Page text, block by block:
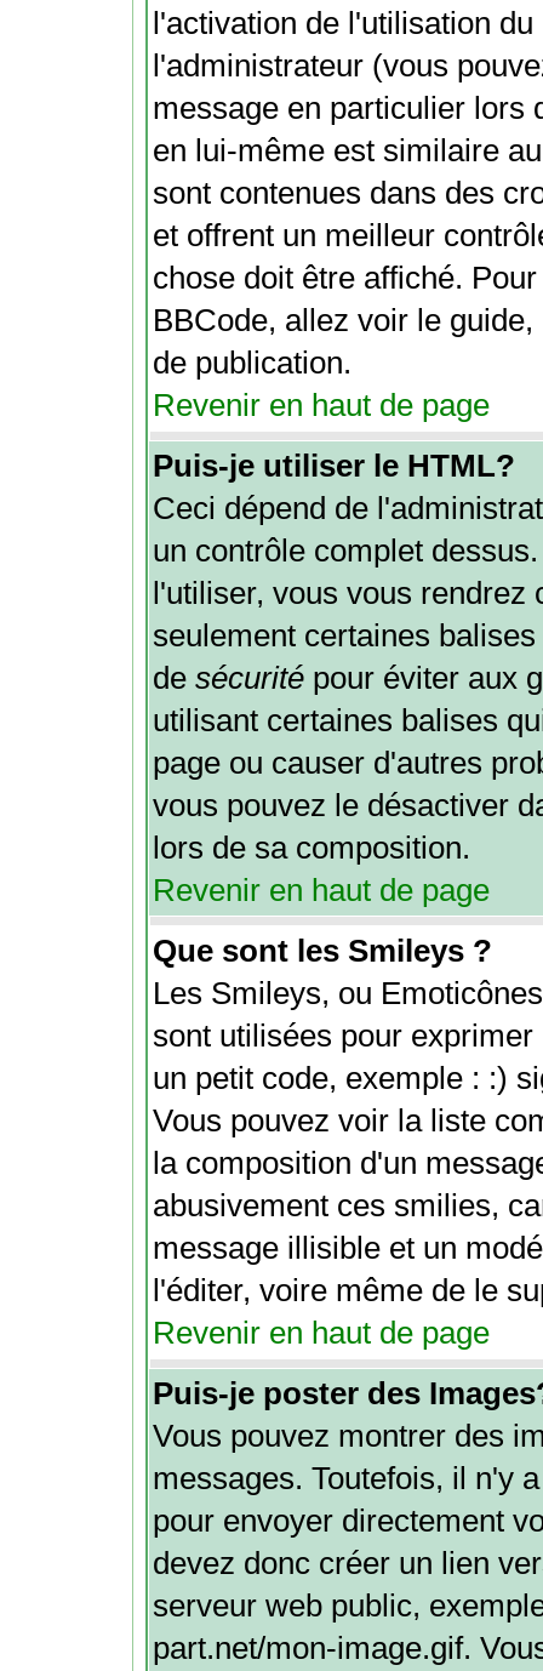
l'activation de l'utilisation
l'administrateur (vous
message en particulier lors
en lui-même est similaire
sont contenues dans des
et offrent un meilleur
chose doit être affiché.
BBCode, allez voir le
de publication.
Revenir en haut de page
Puis-je utiliser le HTML?
Ceci dépend de
un contrôle complet
l'utiliser, vous vous rendrez
seulement certaines
de sécurité pour éviter aux
utilisant certaines balises
page ou causer d'autres
vous pouvez le désactiver
lors de sa composition.
Revenir en haut de page
Que sont les Smileys ?
Les Smileys, ou
sont utilisées pour
un petit code, exemple : :)
Vous pouvez voir la liste
la composition d'un
abusivement ces smilies,
message illisible et un
l'éditer, voire même de le
Revenir en haut de page
Puis-je poster des
Vous pouvez montrer des
messages. Toutefois, il n'y
pour envoyer directement
devez donc créer un lien
serveur web public,
part.net/mon-image.gif.